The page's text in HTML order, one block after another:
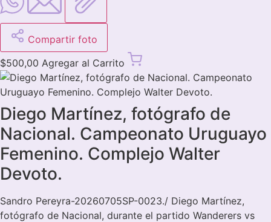
Compartir foto
$500,00 Agregar al Carrito
Diego Martínez, fotógrafo de
Nacional. Campeonato Uruguayo
Femenino. Complejo Walter
Devoto.
Sandro Pereyra-20260705SP-0023./ Diego Martínez,
fotógrafo de Nacional, durante el partido Wanderers vs